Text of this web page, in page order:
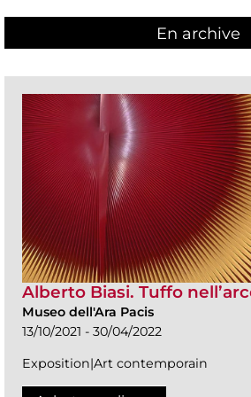
En archive
Alberto Biasi. Tuffo
Museo dell'Ara Pacis
13/10/2021 - 30/04/2022
Exposition|Art contemporain